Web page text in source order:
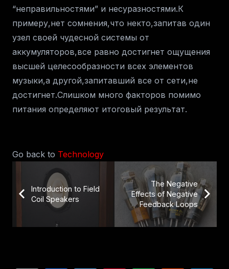
“неправильностями” и несуразностями.К
примеру,нет сомнения,что некто,запитав один
узел своей чудесной системы от
аккумуляторов,все равно достигнет ощущения
высшей целесообразности всех элементов
музыки,а другой,запитавший все от сети,не
достигнет.Слишком много факторов помимо
питания определяют итоговый результат.
Go back to Technology
Introduction to Field
Coil Speakers
The Negative
Effects of Negative
Feedback Loops